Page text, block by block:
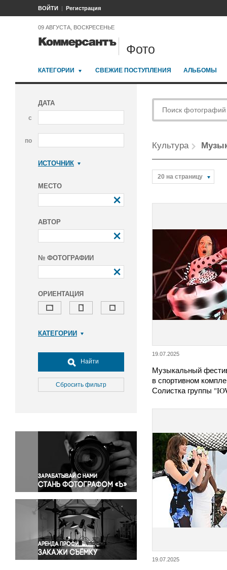
ВОЙТИ Регистрация
09 АВГУСТА, ВОСКРЕСЕНЬЕ
Фото
КАТЕГОРИИ СВЕЖИЕ ПОСТУПЛЕНИЯ АЛЬБОМЫ
ДАТА
с
по
ИСТОЧНИК
МЕСТО
АВТОР
№ ФОТОГРАФИИ
ОРИЕНТАЦИЯ
КАТЕГОРИИ
Досуг, туризм и отдых
Культура
Медицина
Окружающая среда
Политика
Правосудие
Происшествия и конфликты
Религия
Светская жизнь
Спорт
Экология
Экономика и бизнес
Найти
Сбросить фильтр
Культура
20 на страницу
19.07.2025
Музыкальный
в спортивном
Солистка группы
19.07.2025